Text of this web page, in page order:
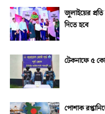
জুলাইয়ের প্রতি
দিতে হবে
টেকনাফে ৫
পোশাক